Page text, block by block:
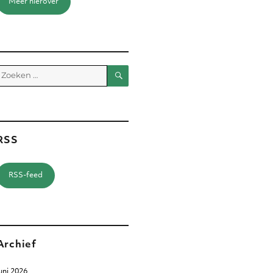
Meer hierover
Zoeken
RSS-feed